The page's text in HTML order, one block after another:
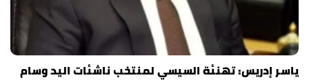
ياسر إدريس: تهنئة السيسي لمنتخب ناشئات اليد وسام